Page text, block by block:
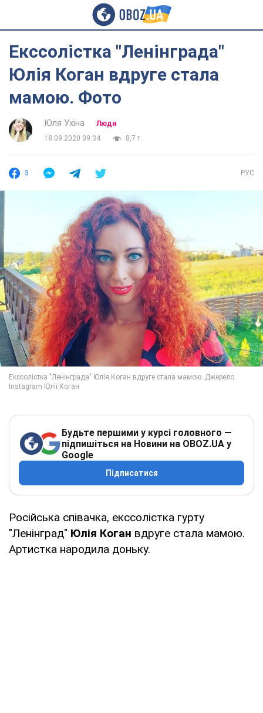
Екссолістка "Ленінграда"
Юлія Коган вдруге стала
мамою. Фото
Юля Ухіна
Люди
18.09.2020 09:34
8,7 т.
3 РУС
Будьте першими у курсі головного —
підпишіться на Новини на OBOZ.UA у
Google
Підписатися
Російська співачка, екссолістка гурту
"Ленінград" Юлія Коган вдруге стала мамою.
Артистка народила доньку.